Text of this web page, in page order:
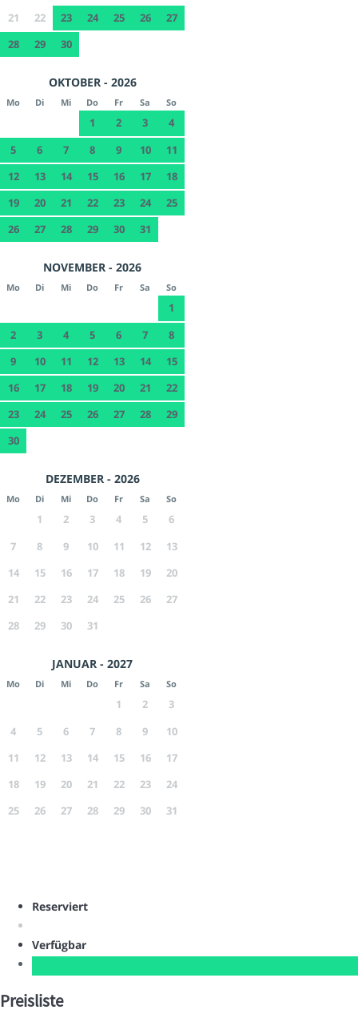
21
22 23 24 25 26
27
28
29 30
OKTOBER - 2026
Mo Di Mi Do Fr Sa So
1 2 3
4
5
6 7 8 9 10
11
12
13 14 15 16 17
18
19
20 21 22 23 24
25
26
27 28 29 30 31
NOVEMBER - 2026
Mo Di Mi Do Fr Sa So
1
2
3 4 5 6 7
8
9
10 11 12 13 14
15
16
17 18 19 20 21
22
23
24 25 26 27 28
29
30
DEZEMBER - 2026
Mo Di Mi Do Fr Sa So
1 2 3 4 5
6
7
8 9 10 11 12
13
14
15 16 17 18 19
20
21
22 23 24 25 26
27
28
29 30 31
JANUAR - 2027
Mo Di Mi Do Fr Sa So
1 2
3
4
5 6 7 8 9
10
11
12 13 14 15 16
17
18
19 20 21 22 23
24
25
26 27 28 29 30 31
Reserviert
Verfügbar
Preisliste